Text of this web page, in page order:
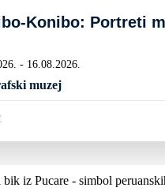
Konibo: Portreti
- 16.08.2026.
muzej